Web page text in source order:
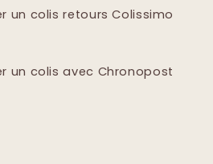
un colis retours Colissimo
un colis avec Chronopost